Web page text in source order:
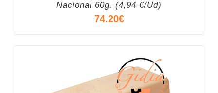
Nacional 60g. (4,94 €/Ud)
74.20€